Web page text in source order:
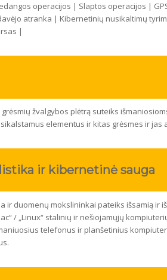
operacijos | Slaptos operacijos |
atranka | Kibernetinių nusikaltimų
|
žvalgybos plėtrą suteiks
elementus ir kitas grėsmes ir jas
ir kibernetinė sauga
ir duomenų mokslininkai pateiks išsamią ir
/ „Linux“ stalinių ir nešiojamųjų
telefonus ir planšetinius